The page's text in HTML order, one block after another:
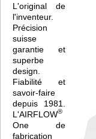
L'original de
l'inventeur.
Précision
suisse
garantie et
superbe
design.
Fiabilité et
savoir-faire
depuis 1981.
L'AIRFLOW®
One de
fabrication